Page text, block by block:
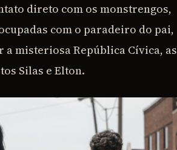
direto com os monstrengos,
com o paradeiro do pai,
misteriosa República Cívica, as
Silas e Elton.